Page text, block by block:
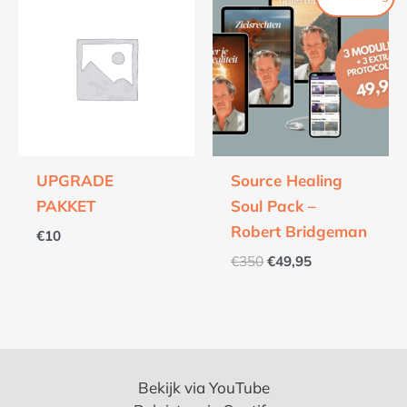
UPGRADE
PAKKET
€10
Source Healing
Soul Pack –
Robert Bridgeman
€350
prijs
was:
€350.
€49,95
prijs
is:
€49,95.
Bekijk via YouTube